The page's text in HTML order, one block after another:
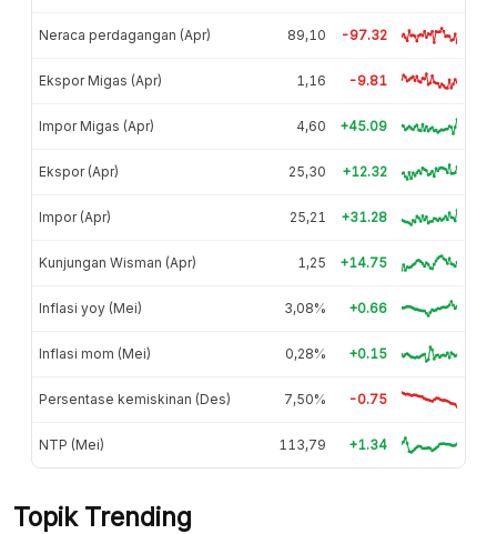
Neraca perdagangan (Apr) 89,10 -97.32
Ekspor Migas (Apr) 1,16 -9.81
Impor Migas (Apr) 4,60 +45.09
Ekspor (Apr) 25,30 +12.32
Impor (Apr) 25,21 +31.28
Kunjungan Wisman (Apr) 1,25 +14.75
Inflasi yoy (Mei) 3,08% +0.66
Inflasi mom (Mei) 0,28% +0.15
Persentase kemiskinan (Des) 7,50% -0.75
NTP (Mei) 113,79 +1.34
Topik Trending